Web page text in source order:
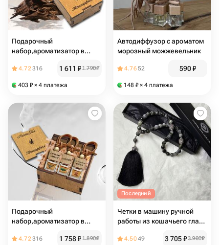
Подарочный
набор,ароматизатор в
амбра, Хлопок и кашемир,
освежитель воздуха в авто
4.72316 1 611 ₽1 790₽
403 ₽ × 4 платежа
Автодиффузор с ароматом
морозный можжевельник
4.7652 590₽
148 ₽ × 4 платежа
Подарочный
набор,ароматизатор в
Армани, Благородная кожа,
4.72316 1 758₽1 890₽
Последний
Четки в машину ручной
работы из кошачьего глаза
4.5049 3 705₽3 900₽